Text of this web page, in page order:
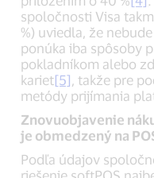
spoločnosti Visa
%) uviedla, že
ponúka iba spôsoby
pokladníkom alebo
kariet[5] , takže pre
metódy prijímania
Znovuobjavenie
je obmedzený na
Podľa údajov